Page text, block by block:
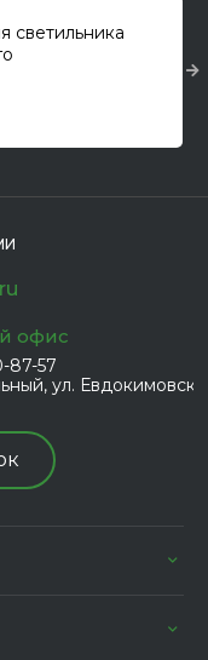
светильника
офис
87-57
ул.